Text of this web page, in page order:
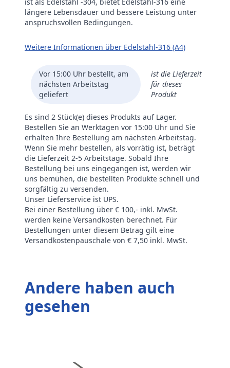
längere Lebensdauer und bessere Leistung unter
anspruchsvollen Bedingungen.
Weitere Informationen über Edelstahl-316 (A4)
Vor 15:00 Uhr bestellt, am
nächsten Arbeitstag
geliefert
ist die Lieferzeit
für dieses
Produkt
Es sind 2 Stück(e) dieses Produkts auf Lager.
Bestellen Sie an Werktagen vor 15:00 Uhr und Sie
erhalten Ihre Bestellung am nächsten Arbeitstag.
Wenn Sie mehr bestellen, als vorrätig ist, beträgt
die Lieferzeit 2-5 Arbeitstage. Sobald Ihre
Bestellung bei uns eingegangen ist, werden wir
uns bemühen, die bestellten Produkte schnell und
sorgfältig zu versenden.
Unser Lieferservice ist UPS.
Bei einer Bestellung über € 100,- inkl. MwSt.
werden keine Versandkosten berechnet. Für
Bestellungen unter diesem Betrag gilt eine
Versandkostenpauschale von € 7,50 inkl. MwSt.
Andere haben auch
gesehen